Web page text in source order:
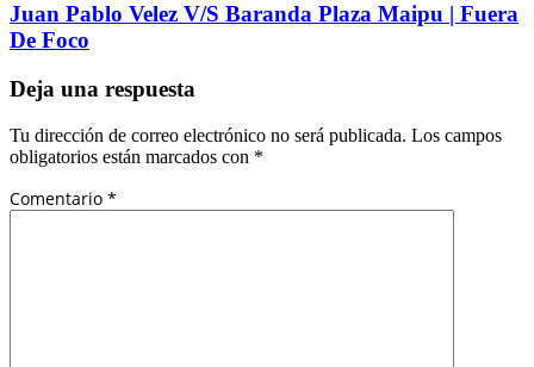
Juan Pablo Velez V/S Baranda Plaza Maipu | Fuera
De Foco
Deja una respuesta
Tu dirección de correo electrónico no será publicada. Los campos
obligatorios están marcados con *
Comentario *